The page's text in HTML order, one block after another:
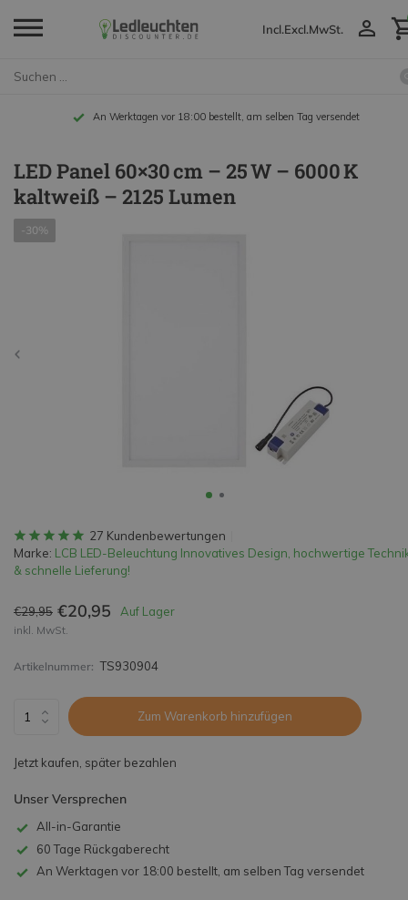
Incl.Excl.MwSt.
An Werktagen vor 18:00 bestellt, am selben Tag versendet
LED Panel 60×30 cm – 25 W – 6000 K
kaltweiß – 2125 Lumen
-30%
27 Kundenbewertungen
Marke: LCB LED-Beleuchtung Innovatives Design, hochwertige
& schnelle Lieferung!
€29,95 €20,95 Auf Lager
inkl. MwSt.
Artikelnummer: TS930904
Zum Warenkorb hinzufügen
Jetzt kaufen, später bezahlen
Unser Versprechen
All-in-Garantie
60 Tage Rückgaberecht
An Werktagen vor 18:00 bestellt, am selben Tag versendet